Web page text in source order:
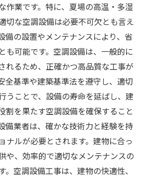
作業です。特に、夏場の高温・多湿
切な空調設備は必要不可欠とも言え
備の設置やメンテナンスにより、省
も可能です。空調設備は、一般的に
れるため、正確かつ高品質な工事が
全基準や建築基準法を遵守し、適切
うことで、設備の寿命を延ばし、建
割を果たす空調設備を確保すること
備業者は、確かな技術力と経験を持
ナルが必要とされます。建物に合っ
や、効率的で適切なメンテナンスの
。空調設備工事は、建物の快適性、